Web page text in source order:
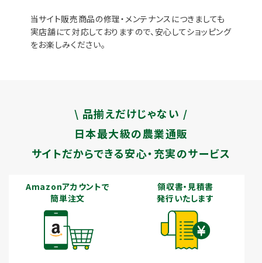
当サイト販売商品の修理・メンテナンスにつきましても
実店舗にて対応しておりますので、安心してショッピング
をお楽しみください。
\ 品揃えだけじゃない /
日本最大級の農業通販
サイトだからできる安心・充実のサービス
Amazonアカウントで
簡単注文
領収書・見積書
発行いたします